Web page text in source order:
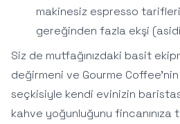
makinesiz espresso
gereğinden fazla ekşi
Siz de mutfağınızdaki basit
değirmeni ve Gourme
seçkisiyle kendi evinizin
kahve yoğunluğunu fincanınıza